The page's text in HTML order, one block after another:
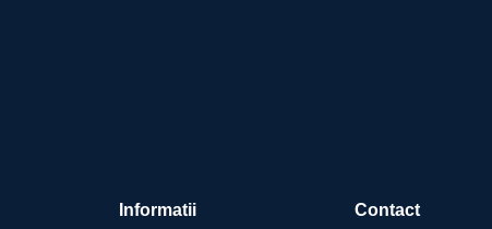
Informatii Contact